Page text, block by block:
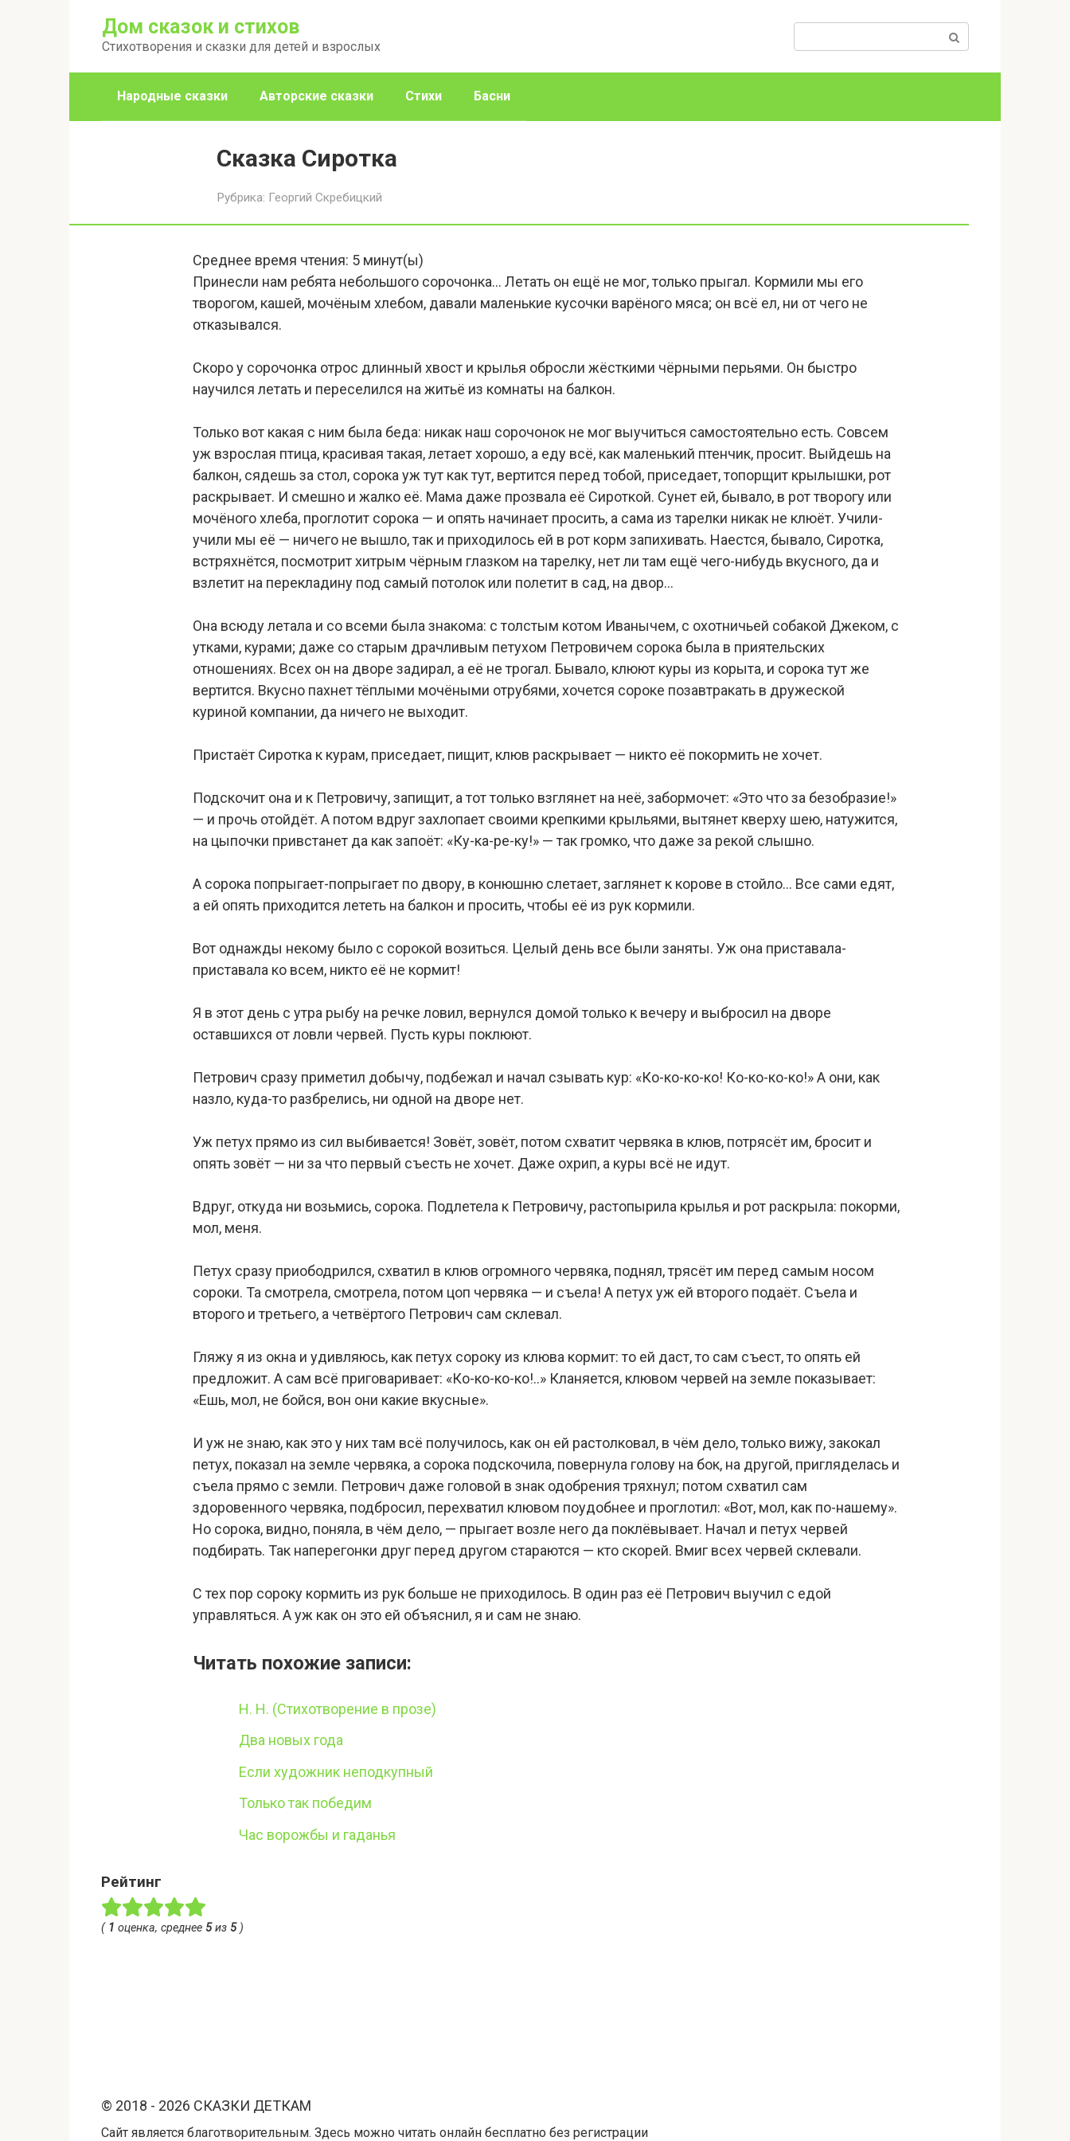
Дом сказок и стихов
Стихотворения и сказки для детей и взрослых
Народные сказки Авторские сказки Стихи Басни
Сказка Сиротка
Рубрика: Георгий Скребицкий
Среднее время чтения: 5 минут(ы)
Принесли нам ребята небольшого сорочонка… Летать он ещё не мог, только прыгал. Кормили мы его
творогом, кашей, мочёным хлебом, давали маленькие кусочки варёного мяса; он всё ел, ни от чего не
отказывался.
Скоро у сорочонка отрос длинный хвост и крылья обросли жёсткими чёрными перьями. Он быстро
научился летать и переселился на житьё из комнаты на балкон.
Только вот какая с ним была беда: никак наш сорочонок не мог выучиться самостоятельно есть. Совсем
уж взрослая птица, красивая такая, летает хорошо, а еду всё, как маленький птенчик, просит. Выйдешь на
балкон, сядешь за стол, сорока уж тут как тут, вертится перед тобой, приседает, топорщит крылышки, рот
раскрывает. И смешно и жалко её. Мама даже прозвала её Сироткой. Сунет ей, бывало, в рот творогу или
мочёного хлеба, проглотит сорока — и опять начинает просить, а сама из тарелки никак не клюёт. Учили-
учили мы её — ничего не вышло, так и приходилось ей в рот корм запихивать. Наестся, бывало, Сиротка,
встряхнётся, посмотрит хитрым чёрным глазком на тарелку, нет ли там ещё чего-нибудь вкусного, да и
взлетит на перекладину под самый потолок или полетит в сад, на двор…
Она всюду летала и со всеми была знакома: с толстым котом Иванычем, с охотничьей собакой Джеком, с
утками, курами; даже со старым драчливым петухом Петровичем сорока была в приятельских
отношениях. Всех он на дворе задирал, а её не трогал. Бывало, клюют куры из корыта, и сорока тут же
вертится. Вкусно пахнет тёплыми мочёными отрубями, хочется сороке позавтракать в дружеской
куриной компании, да ничего не выходит.
Пристаёт Сиротка к курам, приседает, пищит, клюв раскрывает — никто её покормить не хочет.
Подскочит она и к Петровичу, запищит, а тот только взглянет на неё, забормочет: «Это что за безобразие!»
— и прочь отойдёт. А потом вдруг захлопает своими крепкими крыльями, вытянет кверху шею, натужится,
на цыпочки привстанет да как запоёт: «Ку-ка-ре-ку!» — так громко, что даже за рекой слышно.
А сорока попрыгает-попрыгает по двору, в конюшню слетает, заглянет к корове в стойло… Все сами едят,
а ей опять приходится лететь на балкон и просить, чтобы её из рук кормили.
Вот однажды некому было с сорокой возиться. Целый день все были заняты. Уж она приставала-
приставала ко всем, никто её не кормит!
Я в этот день с утра рыбу на речке ловил, вернулся домой только к вечеру и выбросил на дворе
оставшихся от ловли червей. Пусть куры поклюют.
Петрович сразу приметил добычу, подбежал и начал сзывать кур: «Ко-ко-ко-ко! Ко-ко-ко-ко!» А они, как
назло, куда-то разбрелись, ни одной на дворе нет.
Уж петух прямо из сил выбивается! Зовёт, зовёт, потом схватит червяка в клюв, потрясёт им, бросит и
опять зовёт — ни за что первый съесть не хочет. Даже охрип, а куры всё не идут.
Вдруг, откуда ни возьмись, сорока. Подлетела к Петровичу, растопырила крылья и рот раскрыла: покорми,
мол, меня.
Петух сразу приободрился, схватил в клюв огромного червяка, поднял, трясёт им перед самым носом
сороки. Та смотрела, смотрела, потом цоп червяка — и съела! А петух уж ей второго подаёт. Съела и
второго и третьего, а четвёртого Петрович сам склевал.
Гляжу я из окна и удивляюсь, как петух сороку из клюва кормит: то ей даст, то сам съест, то опять ей
предложит. А сам всё приговаривает: «Ко-ко-ко-ко!..» Кланяется, клювом червей на земле показывает:
«Ешь, мол, не бойся, вон они какие вкусные».
И уж не знаю, как это у них там всё получилось, как он ей растолковал, в чём дело, только вижу, закокал
петух, показал на земле червяка, а сорока подскочила, повернула голову на бок, на другой, пригляделась и
съела прямо с земли. Петрович даже головой в знак одобрения тряхнул; потом схватил сам
здоровенного червяка, подбросил, перехватил клювом поудобнее и проглотил: «Вот, мол, как по-нашему».
Но сорока, видно, поняла, в чём дело, — прыгает возле него да поклёвывает. Начал и петух червей
подбирать. Так наперегонки друг перед другом стараются — кто скорей. Вмиг всех червей склевали.
С тех пор сороку кормить из рук больше не приходилось. В один раз её Петрович выучил с едой
управляться. А уж как он это ей объяснил, я и сам не знаю.
Читать похожие записи:
Н. Н. (Стихотворение в прозе)
Два новых года
Если художник неподкупный
Только так победим
Час ворожбы и гаданья
Рейтинг
( 1 оценка, среднее 5из 5)
© 2018 - 2026 СКАЗКИ ДЕТКАМ
Сайт является благотворительным. Здесь можно читать онлайн бесплатно без регистрации